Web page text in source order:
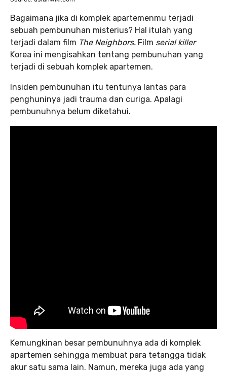
Bagaimana jika di komplek apartemenmu terjadi
sebuah pembunuhan misterius? Hal itulah yang
terjadi dalam film The Neighbors. Film serial killer
Korea ini mengisahkan tentang pembunuhan yang
terjadi di sebuah komplek apartemen.
Insiden pembunuhan itu tentunya lantas para
penghuninya jadi trauma dan curiga. Apalagi
pembunuhnya belum diketahui.
Kemungkinan besar pembunuhnya ada di komplek
apartemen sehingga membuat para tetangga tidak
akur satu sama lain. Namun, mereka juga ada yang